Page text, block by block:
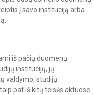
į savo instituciją arba
iš pačių duomenų
institucijų, jų
valdymo, studijų
pat iš kitų teisės aktuose